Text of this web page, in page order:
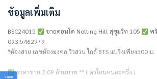
ข้อมูลเพิ่มเติม
BSC24015 ขายคอนโด Notting Hill สุขุมวิท 105
พ
093.5462979
*ห้องสวย เลขห้องมงคล วิวสวน ใกล้ BTS แบริ่งเพียง300 ม.
ราคาขาย 2.09 ล้านบาท ** ( ค่าโอนคนละครึ่ง )